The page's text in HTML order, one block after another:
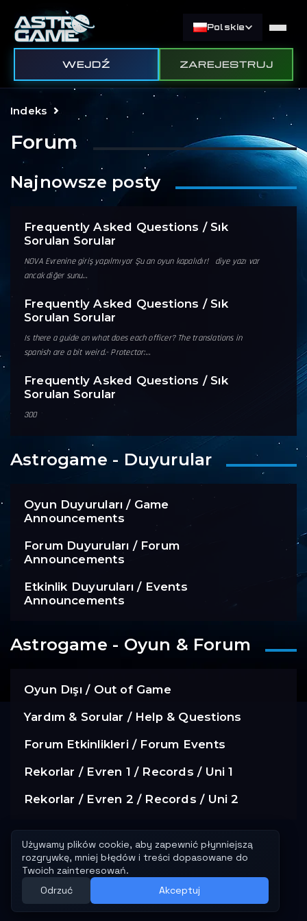
Polskie
WEJDŹ ZAREJESTRUJ
Indeks
Forum
Najnowsze posty
Frequently Asked Questions / Sık
Sorulan Sorular
NOVA Evrenine giriş yapılmıyor Şu an oyun kapalıdır! diye yazı var
ancak diğer sunu…
Frequently Asked Questions / Sık
Sorulan Sorular
Is there a guide on what does each officer? The translations in
spanish are a bit weird.- Protector:…
Frequently Asked Questions / Sık
Sorulan Sorular
300
Astrogame - Duyurular
Oyun Duyuruları / Game
Announcements
Forum Duyuruları / Forum
Announcements
Etkinlik Duyuruları / Events
Announcements
Astrogame - Oyun & Forum
Oyun Dışı / Out of Game
Yardım & Sorular / Help & Questions
Forum Etkinlikleri / Forum Events
Rekorlar / Evren 1 / Records / Uni 1
Rekorlar / Evren 2 / Records / Uni 2